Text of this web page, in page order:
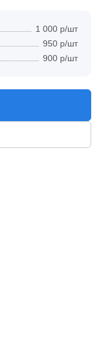
1 000 р/шт
950 р/шт
900 р/шт